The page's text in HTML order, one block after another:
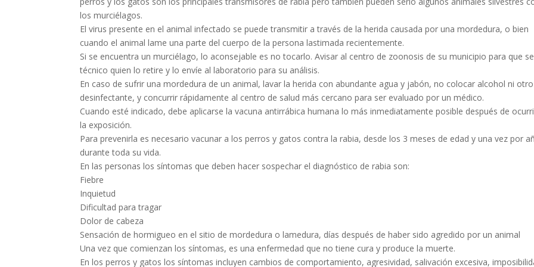
los murciélagos.
El virus presente en el animal infectado se puede transmitir a través de la herida causada por una mordedura, o bien
cuando el animal lame una parte del cuerpo de la persona lastimada recientemente.
Si se encuentra un murciélago, lo aconsejable es no tocarlo. Avisar al centro de zoonosis de su municipio para que
técnico quien lo retire y lo envíe al laboratorio para su análisis.
En caso de sufrir una mordedura de un animal, lavar la herida con abundante agua y jabón, no colocar alcohol ni otro
desinfectante, y concurrir rápidamente al centro de salud más cercano para ser evaluado por un médico.
Cuando esté indicado, debe aplicarse la vacuna antirrábica humana lo más inmediatamente posible después de
la exposición.
Para prevenirla es necesario vacunar a los perros y gatos contra la rabia, desde los 3 meses de edad y una vez por
durante toda su vida.
En las personas los síntomas que deben hacer sospechar el diagnóstico de rabia son:
Fiebre
Inquietud
Dificultad para tragar
Dolor de cabeza
Sensación de hormigueo en el sitio de mordedura o lamedura, días después de haber sido agredido por un animal
Una vez que comienzan los síntomas, es una enfermedad que no tiene cura y produce la muerte.
En los perros y gatos los síntomas incluyen cambios de comportamiento, agresividad, salivación excesiva,